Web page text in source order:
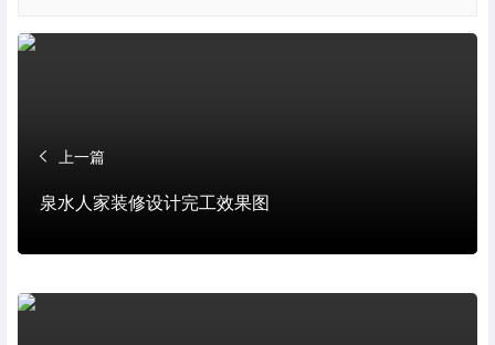
上一篇
泉水人家装修设计完工效果图